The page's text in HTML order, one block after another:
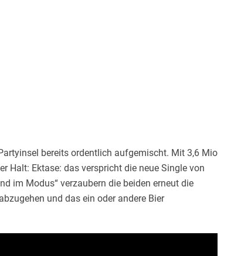
bereits ordentlich aufgemischt. Mit 3,6 Mio
Halt: Ektase: das verspricht die neue Single von
im Modus“ verzaubern die beiden erneut die
und das ein oder andere Bier